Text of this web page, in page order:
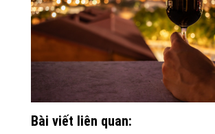
Bài viết liên quan: